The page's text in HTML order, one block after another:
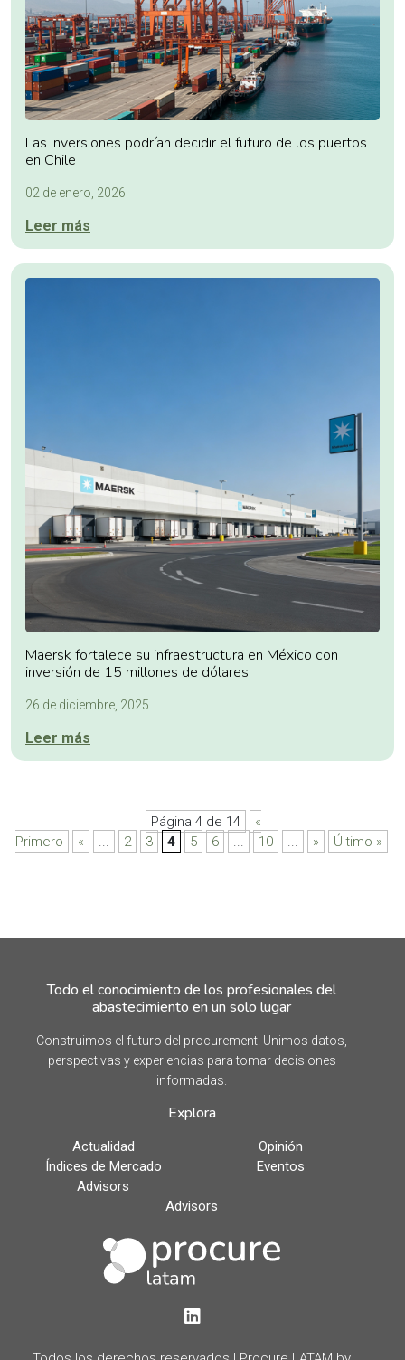
Las inversiones podrían decidir el futuro de los puertos
en Chile
02 de enero, 2026
Leer más
Maersk fortalece su infraestructura en México con
inversión de 15 millones de dólares
26 de diciembre, 2025
Leer más
Página 4 de 14
«
Primero
« ... 2 3 4 5 6 ... 10 ... » Último »
Todo el conocimiento de los profesionales del
abastecimiento en un solo lugar
Construimos el futuro del procurement. Unimos datos,
perspectivas y experiencias para tomar decisiones
informadas.
Explora
Actualidad
Opinión
Índices de Mercado
Eventos
Advisors
Advisors
LinkedIn